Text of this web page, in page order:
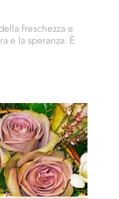
freschezza e
e la speranza. È